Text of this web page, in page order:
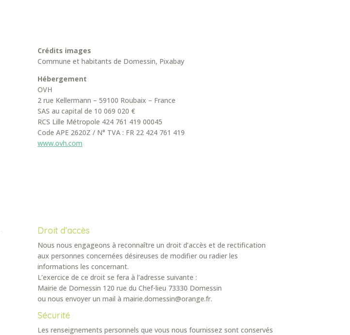
Crédits images
Commune et habitants de Domessin, Pixabay
Hébergement
OVH
2 rue Kellermann – 59100 Roubaix – France
SAS au capital de 10 069 020 €
RCS Lille Métropole 424 761 419 00045
Code APE 2620Z / N° TVA : FR 22 424 761 419
www.ovh.com
Droit d’accès
Nous nous engageons à reconnaître un droit d’accès et de rectification
aux personnes concernées désireuses de modifier ou radier les
informations les concernant.
L’exercice de ce droit se fera à l’adresse suivante :
Mairie de Domessin 120 rue du Chef-lieu 73330 Domessin
ou nous envoyer un mail à mairie.domessin@orange.fr.
Sécurité
Les renseignements personnels que vous nous fournissez sont conservés